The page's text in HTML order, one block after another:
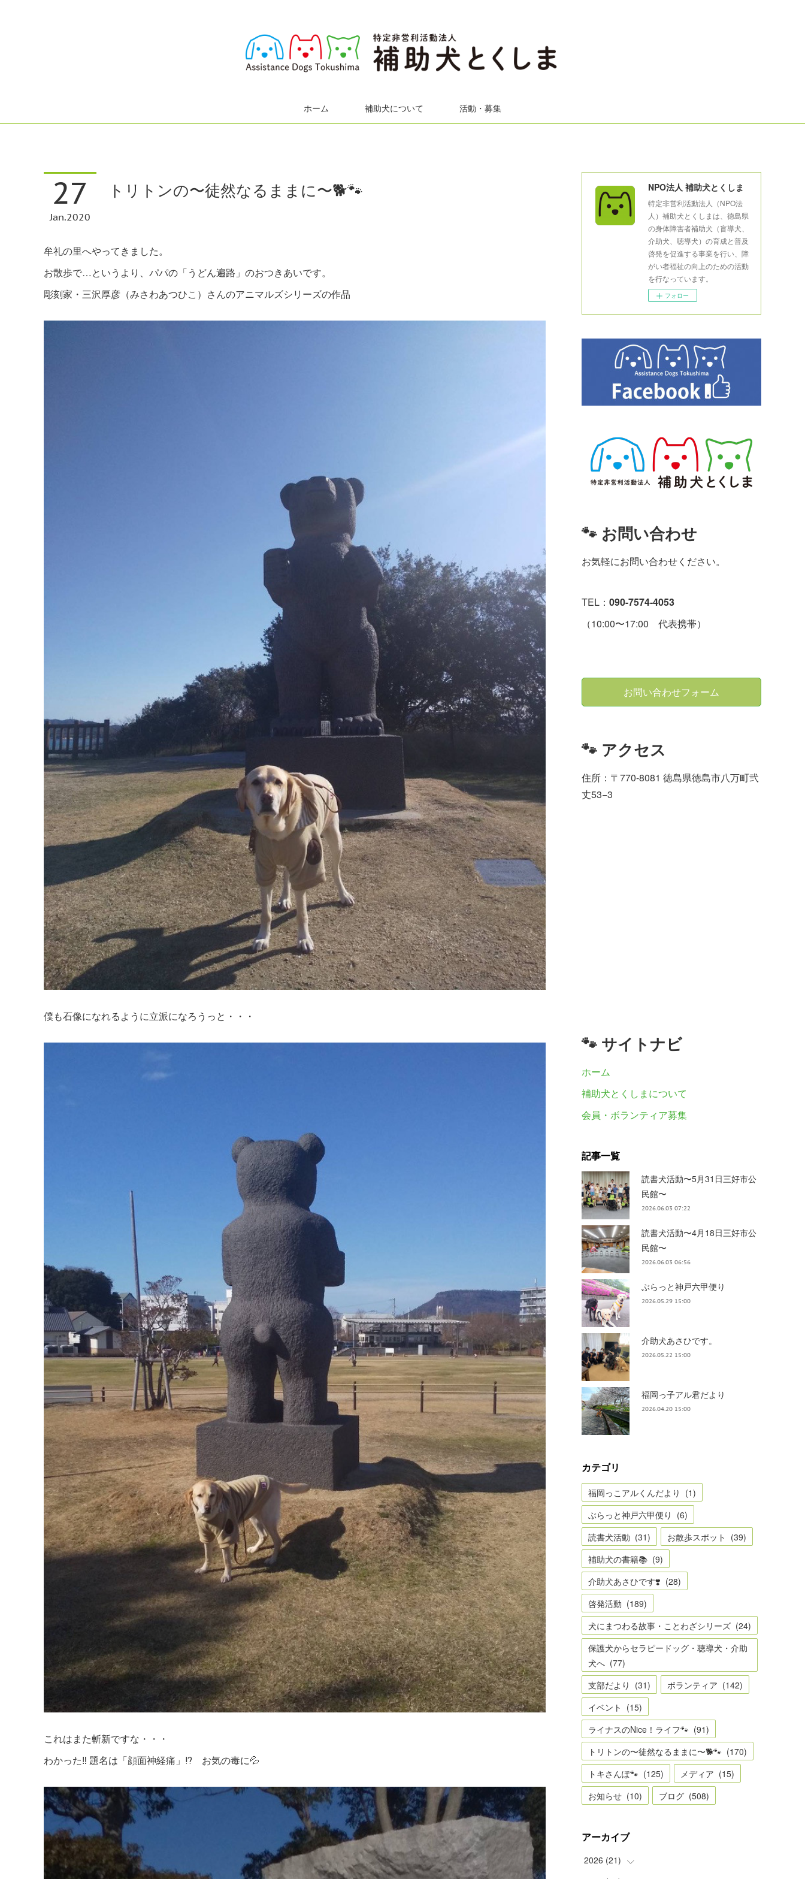
ホーム 補助犬について 活動・募集
27
Jan 2020
トリトンの〜徒然なるままに〜🐕🐾
牟礼の里へやってきました。
お散歩で…というより、パパの「うどん遍路」のおつきあいです。
彫刻家・三沢厚彦（みさわあつひこ）さんのアニマルズシリーズの作品
僕も石像になれるように立派になろうっと・・・
これはまた斬新ですな・・・
わかった‼️ 題名は「顔面神経痛」⁉️ お気の毒に💦
NPO法人 補助犬とくしま
特定非営利活動法人（NPO法
人）補助犬とくしまは、徳島県
の身体障害者補助犬（盲導犬、
介助犬、聴導犬）の育成と普及
啓発を促進する事業を行い、障
がい者福祉の向上のための活動
を行なっています。
フォロー
🐾 お問い合わせ
お気軽にお問い合わせください。
TEL： 090-7574-4053
（10:00〜17:00 代表携帯）
お問い合わせフォーム
🐾 アクセス
住所：〒770-8081 徳島県徳島市八万町弐
丈53−3
🐾 サイトナビ
ホーム
補助犬とくしまについて
会員・ボランティア募集
記事一覧
読書犬活動〜5月31日三好市公
民館〜
2026.06.03 07:22
読書犬活動〜4月18日三好市公
民館〜
2026.06.03 06:56
ぶらっと神戸六甲便り
2026.05.29 15:00
介助犬あさひです。
2026.05.22 15:00
福岡っ子アル君だより
2026.04.20 15:00
カテゴリ
福岡っこアルくんだより (1)
ぶらっと神戸六甲便り (6)
読書犬活動 (31) お散歩スポット (39)
補助犬の書籍📚 (9)
介助犬あさひです❣️ (28)
啓発活動 (189)
犬にまつわる故事・ことわざシリーズ (24)
保護犬からセラピードッグ・聴導犬・介助
犬へ (77)
支部だより (31) ボランティア (142)
イベント (15)
ライナスのNice！ライフ🐾 (91)
トリトンの〜徒然なるままに〜🐕🐾 (170)
トキさんぽ🐾 (125) メディア (15)
お知らせ (10) ブログ (508)
アーカイブ
2026 (21)